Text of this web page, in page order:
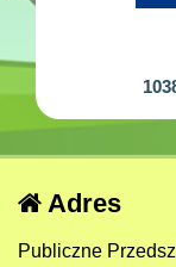
Adres
Publiczne